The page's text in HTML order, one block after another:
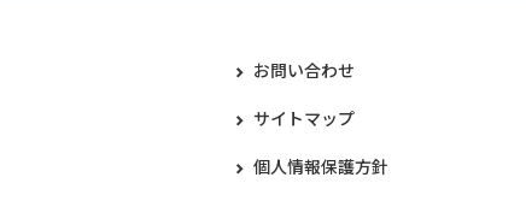
お問い合わせ
サイトマップ
個人情報保護方針